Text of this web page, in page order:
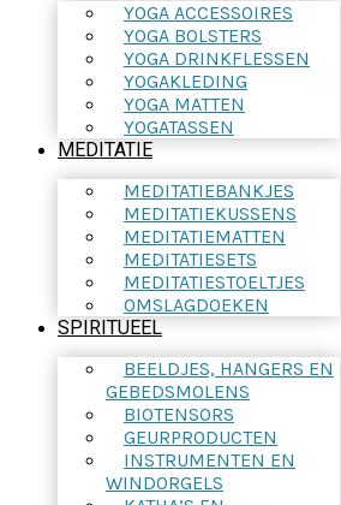
YOGA ACCESSOIRES
YOGA BOLSTERS
YOGA DRINKFLESSEN
YOGAKLEDING
YOGA MATTEN
YOGATASSEN
MEDITATIE
MEDITATIEBANKJES
MEDITATIEKUSSENS
MEDITATIEMATTEN
MEDITATIESETS
MEDITATIESTOELTJES
OMSLAGDOEKEN
SPIRITUEEL
BEELDJES, HANGERS EN
GEBEDSMOLENS
BIOTENSORS
GEURPRODUCTEN
INSTRUMENTEN EN
WINDORGELS